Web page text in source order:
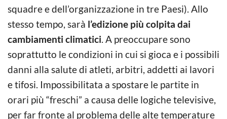
squadre e dell’organizzazione in tre Paesi). Allo
stesso tempo, sarà l’edizione più colpita dai
cambiamenti climatici. A preoccupare sono
soprattutto le condizioni in cui si gioca e i possibili
danni alla salute di atleti, arbitri, addetti ai lavori
e tifosi. Impossibilitata a spostare le partite in
orari più “freschi” a causa delle logiche televisive,
per far fronte al problema delle alte temperature